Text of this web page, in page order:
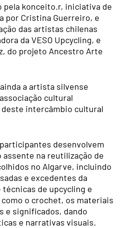
pela konceito.r, iniciativa de
por Cristina Guerreiro, e
das artistas chilenas
da VESO Upcycling, e
do projeto Ancestro Arte
a artista silvense
cultural
intercâmbio cultural
desenvolvem
na reutilização de
no Algarve, incluindo
e excedentes da
de upcycling e
o crochet, os materiais
e significados, dando
e narrativas visuais.